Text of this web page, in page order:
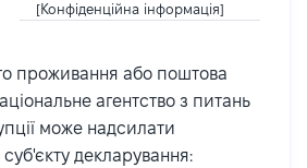
[Конфіденційна інформація]
проживання або поштова
агентство з питань
може надсилати
декларування: